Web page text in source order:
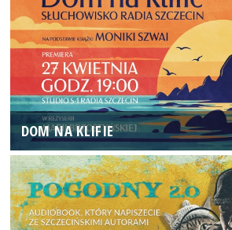
DOM NA KLIFIE